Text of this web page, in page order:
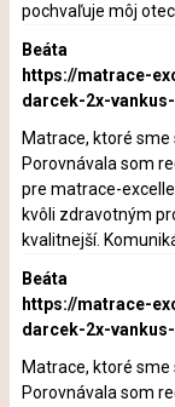
pochvaľuje môj otec
Beáta
https://matrace-
darcek-2x-
Matrace, ktoré
Porovnávala som
pre matrace-
kvôli zdravotným
kvalitnejší.
Beáta
https://matrace-
darcek-2x-
Matrace, ktoré
Porovnávala som